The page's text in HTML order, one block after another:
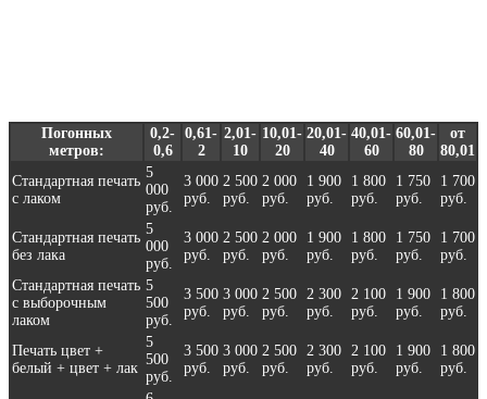
Погонных
метров:
0,2-
0,6
0,61-
2
2,01-
10
10,01-
20
20,01-
40
40,01-
60
60,01-
80
от
80,01
Стандартная печать
с лаком
5
000
руб.
3 000
руб.
2 500
руб.
2 000
руб.
1 900
руб.
1 800
руб.
1 750
руб.
1 700
руб.
Стандартная печать
без лака
5
000
руб.
3 000
руб.
2 500
руб.
2 000
руб.
1 900
руб.
1 800
руб.
1 750
руб.
1 700
руб.
Стандартная печать
с выборочным
лаком
5
500
руб.
3 500
руб.
3 000
руб.
2 500
руб.
2 300
руб.
2 100
руб.
1 900
руб.
1 800
руб.
Печать цвет +
белый + цвет + лак
5
500
руб.
3 500
руб.
3 000
руб.
2 500
руб.
2 300
руб.
2 100
руб.
1 900
руб.
1 800
руб.